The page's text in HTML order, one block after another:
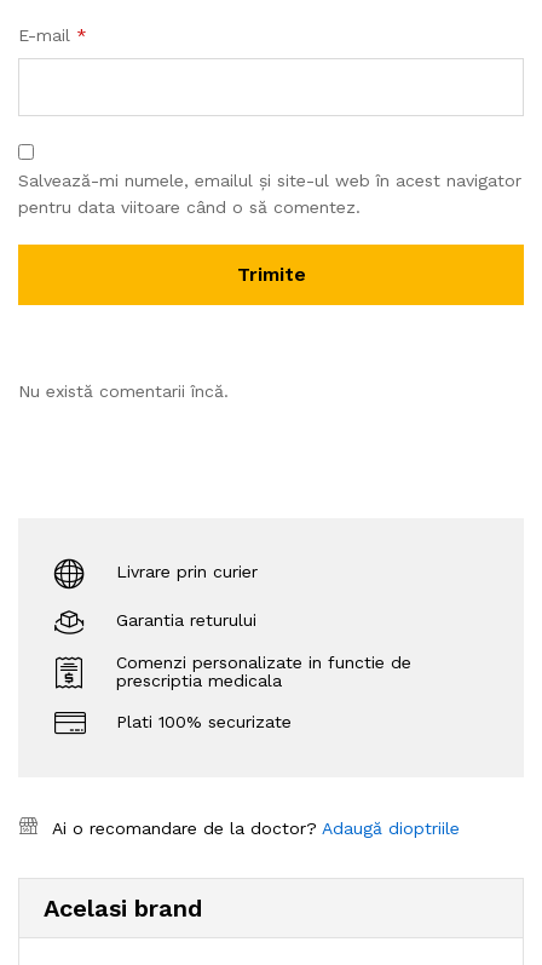
E-mail *
Salvează-mi numele, emailul și site-ul web în acest navigator
pentru data viitoare când o să comentez.
Nu există comentarii încă.
Livrare prin curier
Garantia returului
Comenzi personalizate in functie de
prescriptia medicala
Plati 100% securizate
Ai o recomandare de la doctor? Adaugă dioptriile
Acelasi brand